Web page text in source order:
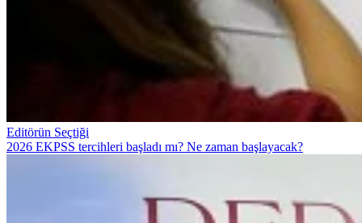
Editörün Seçtiği
2026 EKPSS tercihleri başladı mı? Ne zaman başlayacak?